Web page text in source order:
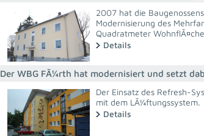
2007 hat die
Modernisierung des
Quadratmeter
Details
Der WBG FÃ¼rth hat modernisiert und setzt
Der Einsatz des Refresh-
mit dem LÃ¼ftungssystem.
Details